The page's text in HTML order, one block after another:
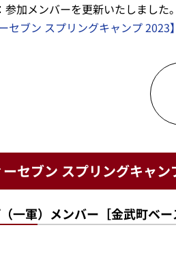
加メンバーを更新いたしました。
セブン スプリングキャンプ 2023
ーセブン スプリングキャ
一軍）メンバー［金武町ベー